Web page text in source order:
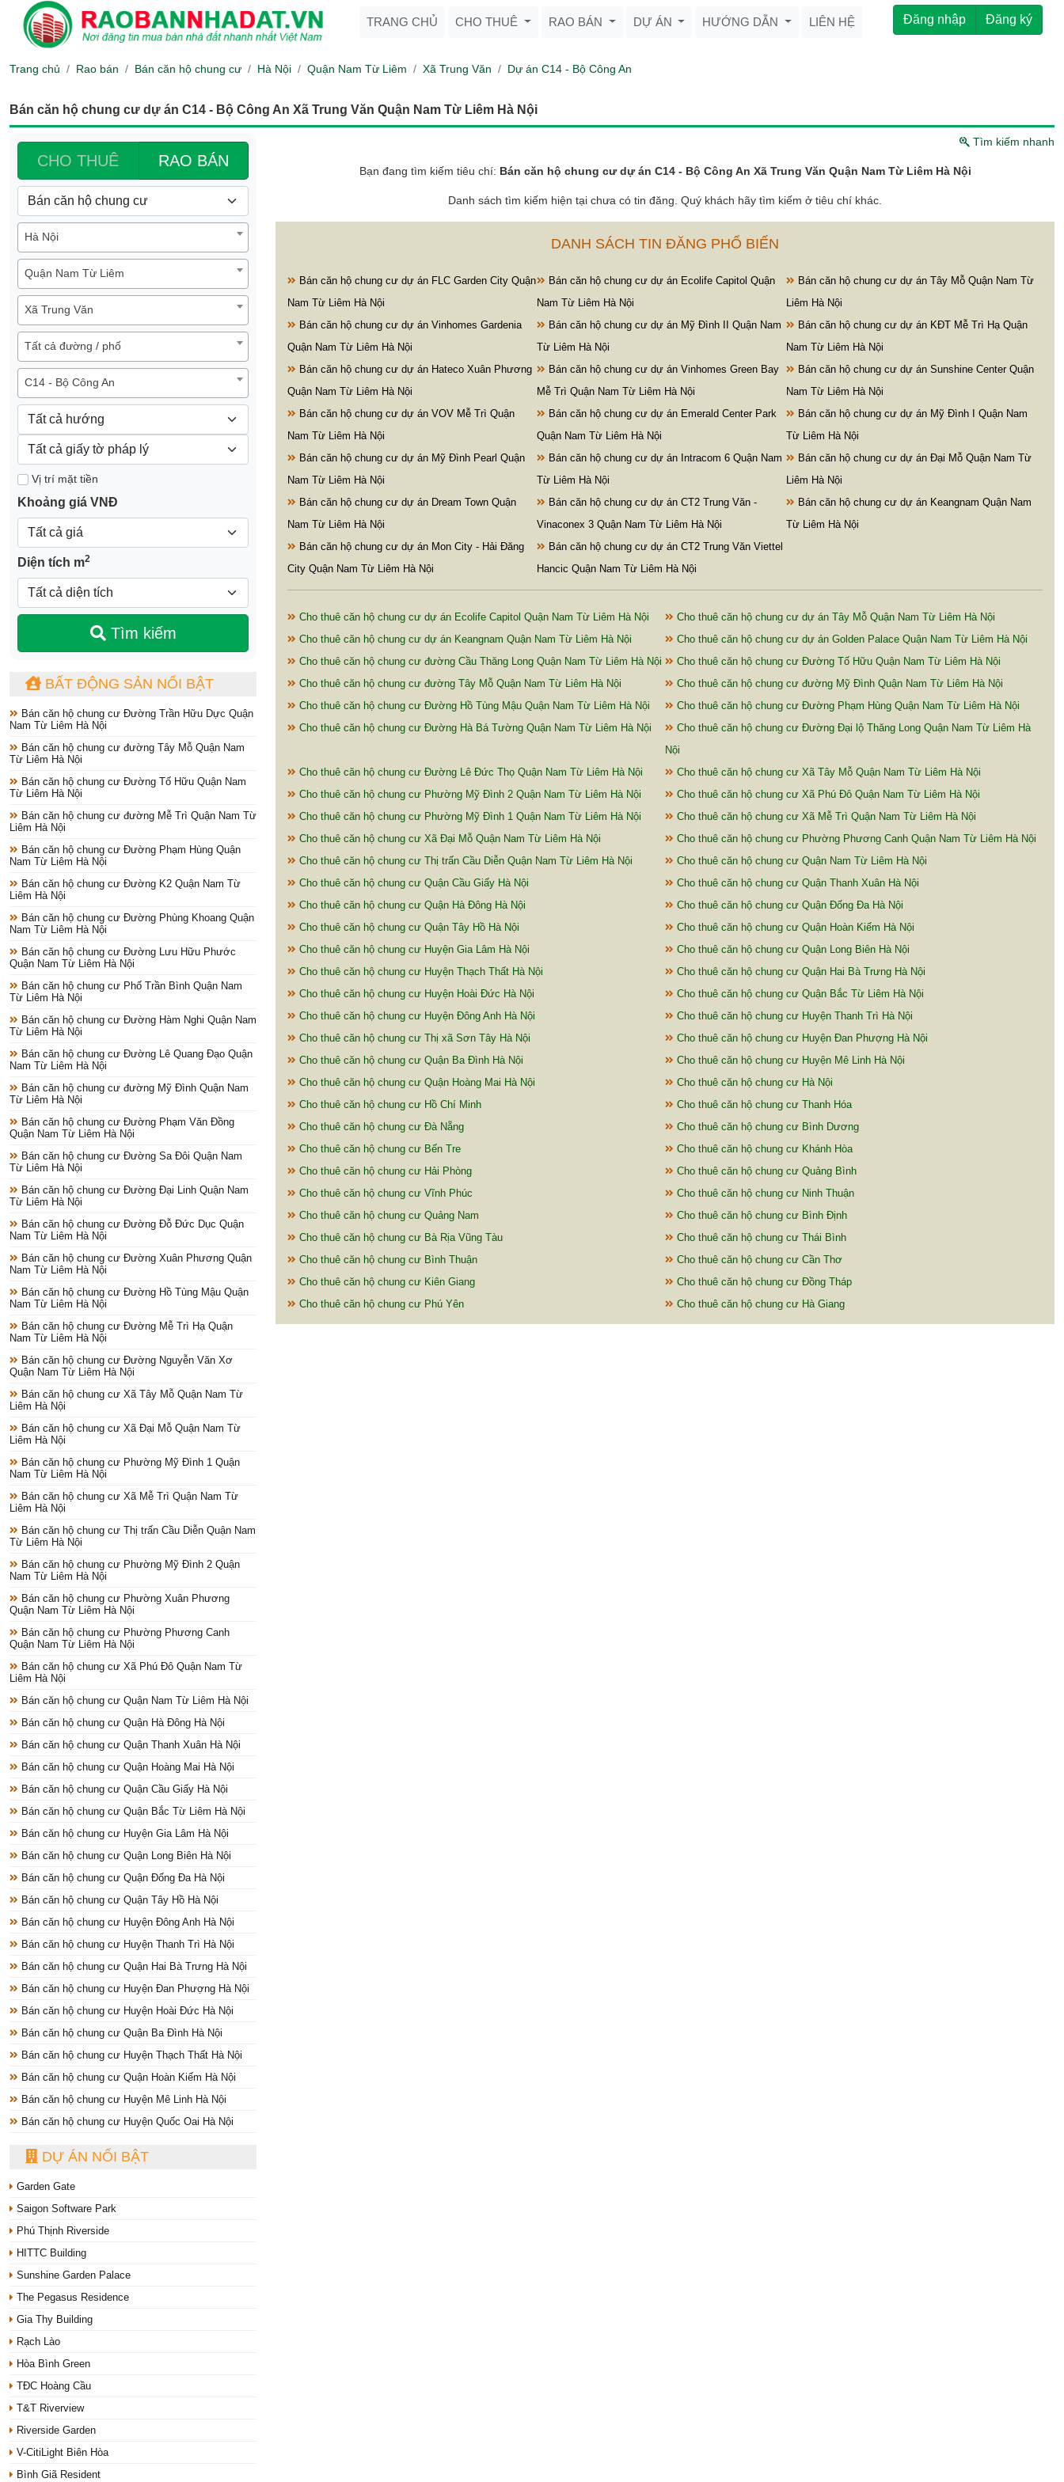
TRANG CHỦ CHO THUÊ RAO BÁN DỰ ÁN HƯỚNG DẪN LIÊN HỆ Đăng nhập Đăng ký
Trang chủ Rao bán Bán căn hộ chung cư Hà Nội Quận Nam Từ Liêm Xã Trung Văn Dự án C14 - Bộ Công An
Bán căn hộ chung cư dự án C14 - Bộ Công An Xã Trung Văn Quận Nam Từ Liêm Hà Nội
CHO THUÊ RAO BÁN
Hà Nội
Quận Nam Từ Liêm
Xã Trung Văn
Tất cả đường / phố
C14 - Bộ Công An
Vị trí mặt tiền
Khoảng giá VNĐ
Diện tích m2
Tìm kiếm
BẤT ĐỘNG SẢN NỔI BẬT
Bán căn hộ chung cư Đường Trần Hữu Dực Quận
Nam Từ Liêm Hà Nội
Bán căn hộ chung cư đường Tây Mỗ Quận Nam
Từ Liêm Hà Nội
Bán căn hộ chung cư Đường Tố Hữu Quận Nam
Từ Liêm Hà Nội
Bán căn hộ chung cư đường Mễ Trì Quận Nam Từ
Liêm Hà Nội
Bán căn hộ chung cư Đường Phạm Hùng Quận
Nam Từ Liêm Hà Nội
Bán căn hộ chung cư Đường K2 Quận Nam Từ
Liêm Hà Nội
Bán căn hộ chung cư Đường Phùng Khoang Quận
Nam Từ Liêm Hà Nội
Bán căn hộ chung cư Đường Lưu Hữu Phước
Quận Nam Từ Liêm Hà Nội
Bán căn hộ chung cư Phố Trần Bình Quận Nam
Từ Liêm Hà Nội
Bán căn hộ chung cư Đường Hàm Nghi Quận Nam
Từ Liêm Hà Nội
Bán căn hộ chung cư Đường Lê Quang Đạo Quận
Nam Từ Liêm Hà Nội
Bán căn hộ chung cư đường Mỹ Đình Quận Nam
Từ Liêm Hà Nội
Bán căn hộ chung cư Đường Phạm Văn Đồng
Quận Nam Từ Liêm Hà Nội
Bán căn hộ chung cư Đường Sa Đôi Quận Nam
Từ Liêm Hà Nội
Bán căn hộ chung cư Đường Đại Linh Quận Nam
Từ Liêm Hà Nội
Bán căn hộ chung cư Đường Đỗ Đức Dục Quận
Nam Từ Liêm Hà Nội
Bán căn hộ chung cư Đường Xuân Phương Quận
Nam Từ Liêm Hà Nội
Bán căn hộ chung cư Đường Hồ Tùng Mậu Quận
Nam Từ Liêm Hà Nội
Bán căn hộ chung cư Đường Mễ Trì Hạ Quận
Nam Từ Liêm Hà Nội
Bán căn hộ chung cư Đường Nguyễn Văn Xơ
Quận Nam Từ Liêm Hà Nội
Bán căn hộ chung cư Xã Tây Mỗ Quận Nam Từ
Liêm Hà Nội
Bán căn hộ chung cư Xã Đại Mỗ Quận Nam Từ
Liêm Hà Nội
Bán căn hộ chung cư Phường Mỹ Đình 1 Quận
Nam Từ Liêm Hà Nội
Bán căn hộ chung cư Xã Mễ Trì Quận Nam Từ
Liêm Hà Nội
Bán căn hộ chung cư Thị trấn Cầu Diễn Quận Nam
Từ Liêm Hà Nội
Bán căn hộ chung cư Phường Mỹ Đình 2 Quận
Nam Từ Liêm Hà Nội
Bán căn hộ chung cư Phường Xuân Phương
Quận Nam Từ Liêm Hà Nội
Bán căn hộ chung cư Phường Phương Canh
Quận Nam Từ Liêm Hà Nội
Bán căn hộ chung cư Xã Phú Đô Quận Nam Từ
Liêm Hà Nội
Bán căn hộ chung cư Quận Nam Từ Liêm Hà Nội
Bán căn hộ chung cư Quận Hà Đông Hà Nội
Bán căn hộ chung cư Quận Thanh Xuân Hà Nội
Bán căn hộ chung cư Quận Hoàng Mai Hà Nội
Bán căn hộ chung cư Quận Cầu Giấy Hà Nội
Bán căn hộ chung cư Quận Bắc Từ Liêm Hà Nội
Bán căn hộ chung cư Huyện Gia Lâm Hà Nội
Bán căn hộ chung cư Quận Long Biên Hà Nội
Bán căn hộ chung cư Quận Đống Đa Hà Nội
Bán căn hộ chung cư Quận Tây Hồ Hà Nội
Bán căn hộ chung cư Huyện Đông Anh Hà Nội
Bán căn hộ chung cư Huyện Thanh Trì Hà Nội
Bán căn hộ chung cư Quận Hai Bà Trưng Hà Nội
Bán căn hộ chung cư Huyện Đan Phượng Hà Nội
Bán căn hộ chung cư Huyện Hoài Đức Hà Nội
Bán căn hộ chung cư Quận Ba Đình Hà Nội
Bán căn hộ chung cư Huyện Thạch Thất Hà Nội
Bán căn hộ chung cư Quận Hoàn Kiếm Hà Nội
Bán căn hộ chung cư Huyện Mê Linh Hà Nội
Bán căn hộ chung cư Huyện Quốc Oai Hà Nội
DỰ ÁN NỔI BẬT
Garden Gate
Saigon Software Park
Phú Thịnh Riverside
HITTC Building
Sunshine Garden Palace
The Pegasus Residence
Gia Thy Building
Rạch Lào
Hòa Bình Green
TĐC Hoàng Cầu
T&T Riverview
Riverside Garden
V-CitiLight Biên Hòa
Bình Giã Resident
Tìm kiếm nhanh
Bạn đang tìm kiếm tiêu chí: Bán căn hộ chung cư dự án C14 - Bộ Công An Xã Trung Văn Quận Nam Từ Liêm Hà Nội
Danh sách tìm kiếm hiện tại chưa có tin đăng. Quý khách hãy tìm kiếm ở tiêu chí khác.
DANH SÁCH TIN ĐĂNG PHỔ BIẾN
Bán căn hộ chung cư dự án FLC Garden City Quận
Nam Từ Liêm Hà Nội
Bán căn hộ chung cư dự án Ecolife Capitol Quận
Nam Từ Liêm Hà Nội
Bán căn hộ chung cư dự án Tây Mỗ Quận Nam Từ
Liêm Hà Nội
Bán căn hộ chung cư dự án Vinhomes Gardenia
Quận Nam Từ Liêm Hà Nội
Bán căn hộ chung cư dự án Mỹ Đình II Quận Nam
Từ Liêm Hà Nội
Bán căn hộ chung cư dự án KĐT Mễ Trì Hạ Quận
Nam Từ Liêm Hà Nội
Bán căn hộ chung cư dự án Hateco Xuân Phương
Quận Nam Từ Liêm Hà Nội
Bán căn hộ chung cư dự án Vinhomes Green Bay
Mễ Trì Quận Nam Từ Liêm Hà Nội
Bán căn hộ chung cư dự án Sunshine Center Quận
Nam Từ Liêm Hà Nội
Bán căn hộ chung cư dự án VOV Mễ Trì Quận
Nam Từ Liêm Hà Nội
Bán căn hộ chung cư dự án Emerald Center Park
Quận Nam Từ Liêm Hà Nội
Bán căn hộ chung cư dự án Mỹ Đình I Quận Nam
Từ Liêm Hà Nội
Bán căn hộ chung cư dự án Mỹ Đình Pearl Quận
Nam Từ Liêm Hà Nội
Bán căn hộ chung cư dự án Intracom 6 Quận Nam
Từ Liêm Hà Nội
Bán căn hộ chung cư dự án Đại Mỗ Quận Nam Từ
Liêm Hà Nội
Bán căn hộ chung cư dự án Dream Town Quận
Nam Từ Liêm Hà Nội
Bán căn hộ chung cư dự án CT2 Trung Văn -
Vinaconex 3 Quận Nam Từ Liêm Hà Nội
Bán căn hộ chung cư dự án Keangnam Quận Nam
Từ Liêm Hà Nội
Bán căn hộ chung cư dự án Mon City - Hải Đăng
City Quận Nam Từ Liêm Hà Nội
Bán căn hộ chung cư dự án CT2 Trung Văn Viettel
Hancic Quận Nam Từ Liêm Hà Nội
Cho thuê căn hộ chung cư dự án Ecolife Capitol Quận Nam Từ Liêm Hà Nội
Cho thuê căn hộ chung cư dự án Tây Mỗ Quận Nam Từ Liêm Hà Nội
Cho thuê căn hộ chung cư dự án Keangnam Quận Nam Từ Liêm Hà Nội
Cho thuê căn hộ chung cư dự án Golden Palace Quận Nam Từ Liêm Hà Nội
Cho thuê căn hộ chung cư đường Cầu Thăng Long Quận Nam Từ Liêm Hà Nội
Cho thuê căn hộ chung cư Đường Tố Hữu Quận Nam Từ Liêm Hà Nội
Cho thuê căn hộ chung cư đường Tây Mỗ Quận Nam Từ Liêm Hà Nội
Cho thuê căn hộ chung cư đường Mỹ Đình Quận Nam Từ Liêm Hà Nội
Cho thuê căn hộ chung cư Đường Hồ Tùng Mậu Quận Nam Từ Liêm Hà Nội
Cho thuê căn hộ chung cư Đường Phạm Hùng Quận Nam Từ Liêm Hà Nội
Cho thuê căn hộ chung cư Đường Hà Bá Tường Quận Nam Từ Liêm Hà Nội
Cho thuê căn hộ chung cư Đường Đại lộ Thăng Long Quận Nam Từ Liêm Hà
Nội
Cho thuê căn hộ chung cư Đường Lê Đức Thọ Quận Nam Từ Liêm Hà Nội
Cho thuê căn hộ chung cư Xã Tây Mỗ Quận Nam Từ Liêm Hà Nội
Cho thuê căn hộ chung cư Phường Mỹ Đình 2 Quận Nam Từ Liêm Hà Nội
Cho thuê căn hộ chung cư Xã Phú Đô Quận Nam Từ Liêm Hà Nội
Cho thuê căn hộ chung cư Phường Mỹ Đình 1 Quận Nam Từ Liêm Hà Nội
Cho thuê căn hộ chung cư Xã Mễ Trì Quận Nam Từ Liêm Hà Nội
Cho thuê căn hộ chung cư Xã Đại Mỗ Quận Nam Từ Liêm Hà Nội
Cho thuê căn hộ chung cư Phường Phương Canh Quận Nam Từ Liêm Hà Nội
Cho thuê căn hộ chung cư Thị trấn Cầu Diễn Quận Nam Từ Liêm Hà Nội
Cho thuê căn hộ chung cư Quận Nam Từ Liêm Hà Nội
Cho thuê căn hộ chung cư Quận Cầu Giấy Hà Nội
Cho thuê căn hộ chung cư Quận Thanh Xuân Hà Nội
Cho thuê căn hộ chung cư Quận Hà Đông Hà Nội
Cho thuê căn hộ chung cư Quận Đống Đa Hà Nội
Cho thuê căn hộ chung cư Quận Tây Hồ Hà Nội
Cho thuê căn hộ chung cư Quận Hoàn Kiếm Hà Nội
Cho thuê căn hộ chung cư Huyện Gia Lâm Hà Nội
Cho thuê căn hộ chung cư Quận Long Biên Hà Nội
Cho thuê căn hộ chung cư Huyện Thạch Thất Hà Nội
Cho thuê căn hộ chung cư Quận Hai Bà Trưng Hà Nội
Cho thuê căn hộ chung cư Huyện Hoài Đức Hà Nội
Cho thuê căn hộ chung cư Quận Bắc Từ Liêm Hà Nội
Cho thuê căn hộ chung cư Huyện Đông Anh Hà Nội
Cho thuê căn hộ chung cư Huyện Thanh Trì Hà Nội
Cho thuê căn hộ chung cư Thị xã Sơn Tây Hà Nội
Cho thuê căn hộ chung cư Huyện Đan Phượng Hà Nội
Cho thuê căn hộ chung cư Quận Ba Đình Hà Nội
Cho thuê căn hộ chung cư Huyện Mê Linh Hà Nội
Cho thuê căn hộ chung cư Quận Hoàng Mai Hà Nội
Cho thuê căn hộ chung cư Hà Nội
Cho thuê căn hộ chung cư Hồ Chí Minh
Cho thuê căn hộ chung cư Thanh Hóa
Cho thuê căn hộ chung cư Đà Nẵng
Cho thuê căn hộ chung cư Bình Dương
Cho thuê căn hộ chung cư Bến Tre
Cho thuê căn hộ chung cư Khánh Hòa
Cho thuê căn hộ chung cư Hải Phòng
Cho thuê căn hộ chung cư Quảng Bình
Cho thuê căn hộ chung cư Vĩnh Phúc
Cho thuê căn hộ chung cư Ninh Thuận
Cho thuê căn hộ chung cư Quảng Nam
Cho thuê căn hộ chung cư Bình Định
Cho thuê căn hộ chung cư Bà Rịa Vũng Tàu
Cho thuê căn hộ chung cư Thái Bình
Cho thuê căn hộ chung cư Bình Thuận
Cho thuê căn hộ chung cư Cần Thơ
Cho thuê căn hộ chung cư Kiên Giang
Cho thuê căn hộ chung cư Đồng Tháp
Cho thuê căn hộ chung cư Phú Yên
Cho thuê căn hộ chung cư Hà Giang